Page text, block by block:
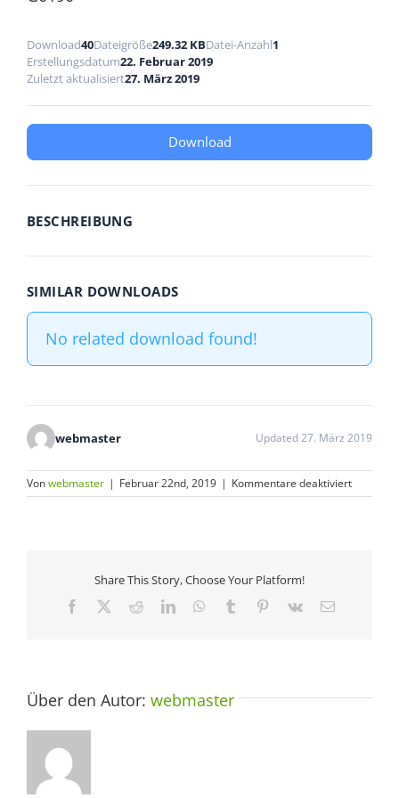
Download40Dateigröße249.32 KBDatei-Anzahl1
Erstellungsdatum22. Februar 2019
Zuletzt aktualisiert27. März 2019
Download
BESCHREIBUNG
SIMILAR DOWNLOADS
No related download found!
webmaster Updated 27. März 2019
Vonwebmaster | Februar 22nd, 2019 | Kommentare deaktiviertfür
G0190
Share This Story, Choose Your Platform!
Facebook RedditLinkedInWhatsApp
Tumblr Pinterest
Vk
E-
Über den Autor: webmaster